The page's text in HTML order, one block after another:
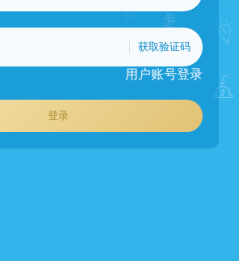
获取验证码
用户账号登录
登录